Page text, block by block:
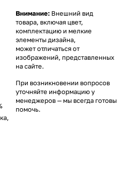
,
Внимание: Внешний вид
товара, включая цвет,
комплектацию и мелкие
элементы дизайна,
может отличаться от
изображений, представленных
на сайте.
При возникновении вопросов
уточняйте информацию у
менеджеров— мы всегда готовы
помочь.